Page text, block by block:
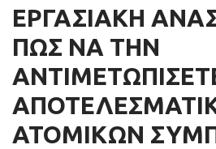
ΕΡΓΑΣΙΑΚΉ
ΠΩΣ ΝΑ ΤΗΝ
ΑΤΟΜΙΚΏΝ